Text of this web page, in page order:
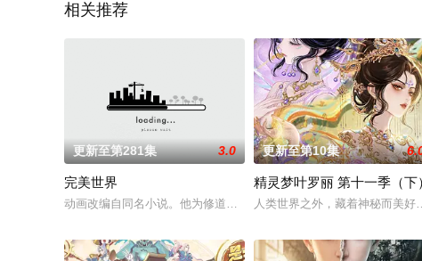
相关推荐
更新至第281集 3.0
完美世界
动画改编自同名小说。他为修道而生，为应劫而至，他身化亿万血雨
更新至第10集
精灵梦叶罗丽 第十一季（下）
人类世界之外，藏着神秘而美